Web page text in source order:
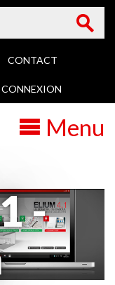
de
CONTACT
CONNEXION
Menu
-